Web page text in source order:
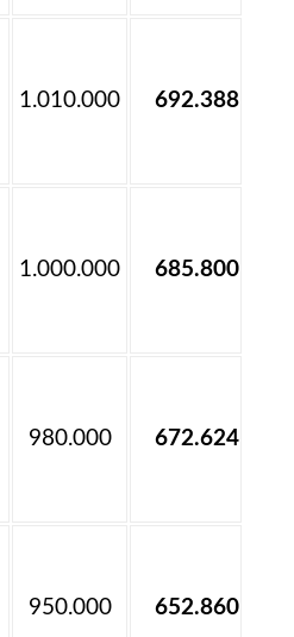
1.010.000 692.388
1.000.000 685.800
980.000 672.624
950.000 652.860